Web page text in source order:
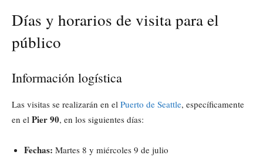
Días y horarios de visita para el
público
Información logística
Las visitas se realizarán en el Puerto de Seattle, específicamente
en el Pier 90, en los siguientes días:
Fechas: Martes 8 y miércoles 9 de julio